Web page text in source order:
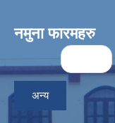
नमुना फारमहरु
Pages
अन्य